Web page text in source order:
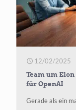
12/02/2025
Team um
für OpenAI
Gerade als ein